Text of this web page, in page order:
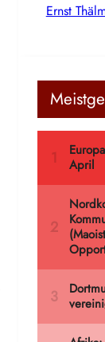
Ernst